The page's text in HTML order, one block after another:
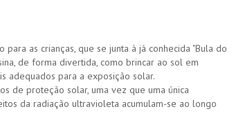
as crianças, que se junta à já conhecida "Bula do
de forma divertida, como brincar ao sol em
adequados para a exposição solar.
de proteção solar, uma vez que uma única
da radiação ultravioleta acumulam-se ao longo